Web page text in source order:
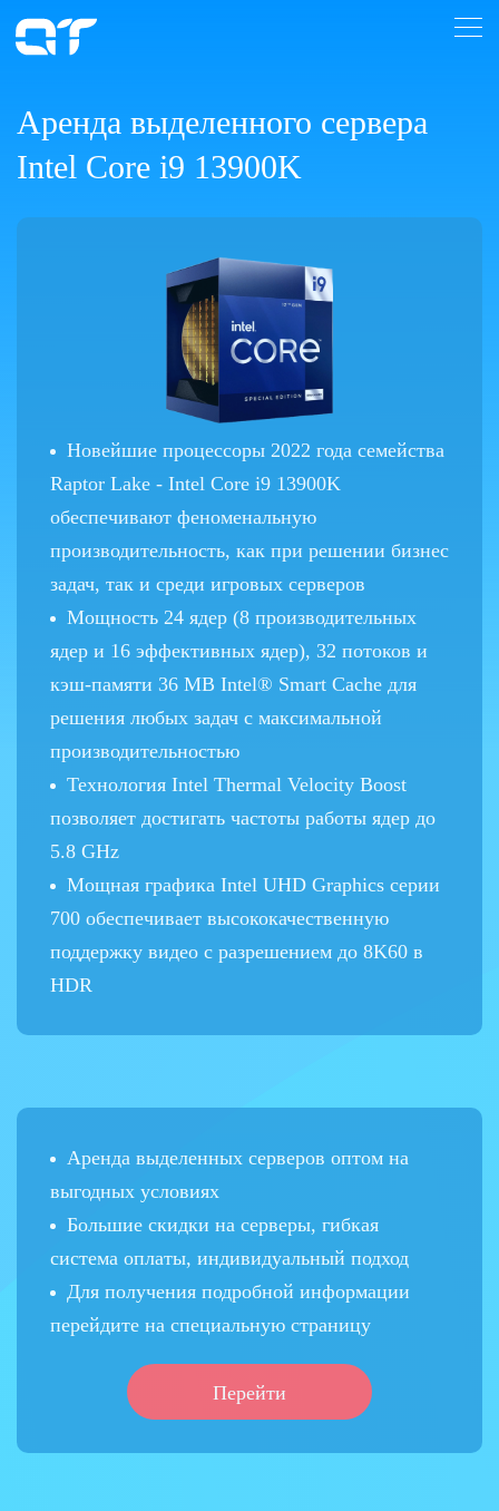
Аренда выделенного сервера
Intel Core i9 13900K
Новейшие процессоры 2022 года семейства
Raptor Lake - Intel Core i9 13900K
обеспечивают феноменальную
производительность, как при решении бизнес
задач, так и среди игровых серверов
Мощность 24 ядер (8 производительных
ядер и 16 эффективных ядер), 32 потоков и
кэш-памяти 36 MB Intel® Smart Cache для
решения любых задач с максимальной
производительностью
Технология Intel Thermal Velocity Boost
позволяет достигать частоты работы ядер до
5.8 GHz
Мощная графика Intel UHD Graphics серии
700 обеспечивает высококачественную
поддержку видео с разрешением до 8K60 в
HDR
Аренда выделенных серверов оптом на
выгодных условиях
Большие скидки на серверы, гибкая
система оплаты, индивидуальный подход
Для получения подробной информации
перейдите на специальную страницу
Перейти